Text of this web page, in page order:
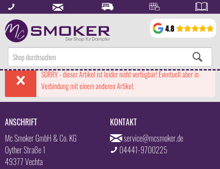
SORRY - dieser Artikel ist leider nicht verfügbar! Eventuell aber in
Verbindung mit einem anderen Artikel.
ANSCHRIFT
Mc Smoker GmbH & Co. KG
Oyther Straße 1
49377 Vechta
KONTAKT
service@mcsmoker.de
04441-9700225